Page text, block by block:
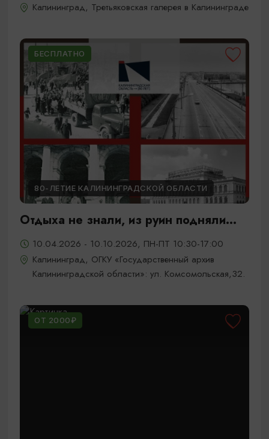
Калининград, Третьяковская галерея в Калининграде
БЕСПЛАТНО
80-ЛЕТИЕ КАЛИНИНГРАДСКОЙ ОБЛАСТИ
Отдыха не знали, из руин подняли...
10.04.2026 - 10.10.2026, ПН-ПТ 10:30-17:00
Калининград, ОГКУ «Государственный архив
Калининградской области»: ул. Комсомольская,32.
ОТ 2000₽